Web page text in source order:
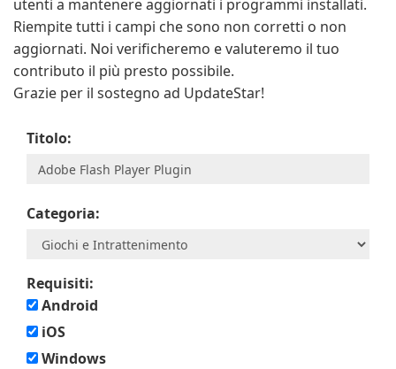
utenti a mantenere aggiornati i programmi installati.
Riempite tutti i campi che sono non corretti o non
aggiornati. Noi verificheremo e valuteremo il tuo
contributo il più presto possibile.
Grazie per il sostegno ad UpdateStar!
Titolo:
Categoria:
Requisiti:
Android
iOS
Windows